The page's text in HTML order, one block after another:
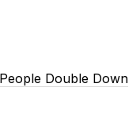
Double Down